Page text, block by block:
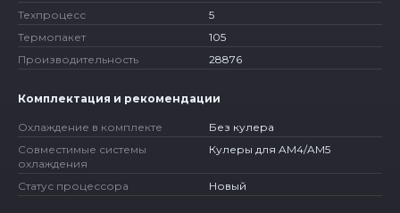
Техпроцесс
5
Термопакет
105
Производительность
28876
Комплектация и рекомендации
Охлаждение в комплекте
Без кулера
Совместимые системы
охлаждения
Кулеры для AM4/AM5
Статус процессора Новый